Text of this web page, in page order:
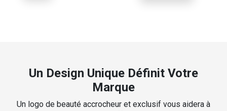
Un Design Unique Définit Votre
Marque
Un logo de beauté accrocheur et exclusif vous aidera à